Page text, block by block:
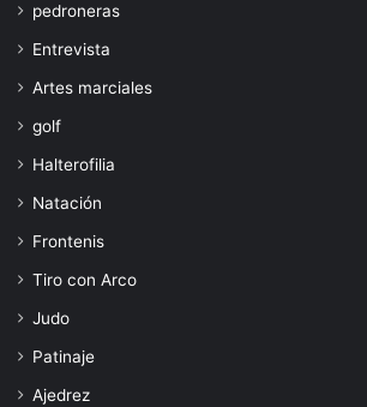
pedroneras
Entrevista
Artes marciales
golf
Halterofilia
Natación
Frontenis
Tiro con Arco
Judo
Patinaje
Ajedrez